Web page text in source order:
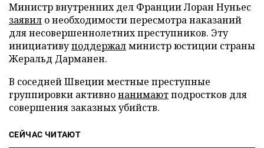
Министр внутренних дел Франции Лоран Нуньес
заявил о необходимости пересмотра наказаний
для несовершеннолетних преступников. Эту
инициативуподдержалминистр юстиции страны
Жеральд Дарманен.
В соседней Швеции местные преступные
группировки активнонанимаютподростков для
совершения заказных убийств.
СЕЙЧАС ЧИТАЮТ